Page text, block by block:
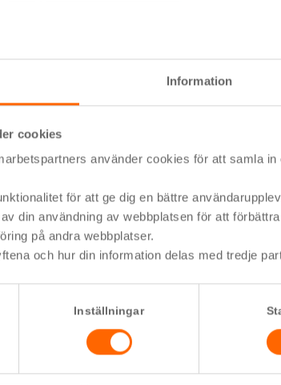
Information
cookies
använder cookies för att samla
för att ge dig en bättre
din användning av webbplatsen för att
på andra webbplatser.
och hur din information delas med tredje
Inställningar